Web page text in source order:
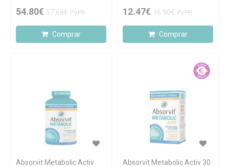
54.80€ 57.68€ PVPR
Comprar
12.47€ 16.90€ PVPR
Comprar
Absorvit Metabolic Activ
Absorvit Metabolic Activ 30